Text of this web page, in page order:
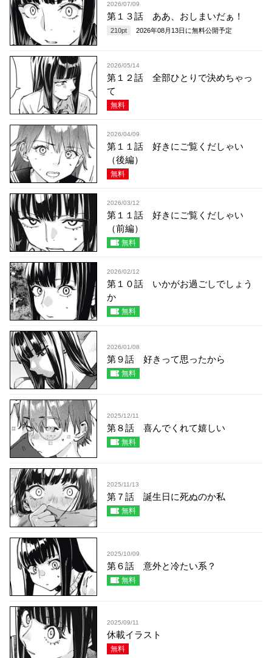
2026/07/09
第１３話 ああ、おしまいだぁ！
210pt 2026年08月13日 に無料公開予定
2026/05/14
第１２話 全部ひとりで決めちゃっ
て
無料
2026/04/09
第１１話 好きにご覧くだしゃい
（後編）
無料
2026/03/12
第１１話 好きにご覧くだしゃい
（前編）
無料
2026/02/12
第１０話 いかがお過ごしでしょう
か
無料
2026/01/08
第９話 好きって思ったから
無料
2025/12/11
第８話 喜んでくれて嬉しい
無料
2025/11/13
第７話 誕生日に死ぬのか私
無料
2025/10/09
第６話 意外と冷たい系？
無料
2025/09/11
休載イラスト
無料